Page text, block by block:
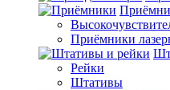
Приёмники
Рейки
Штативы